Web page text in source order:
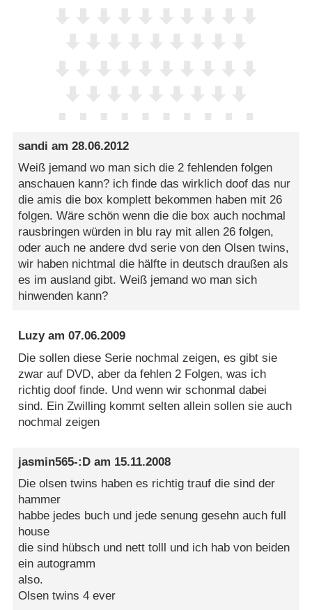
sandi am28.06.2012
Weiß jemand wo man sich die 2 fehlenden folgen
anschauen kann? ich finde das wirklich doof das nur
die amis die box komplett bekommen haben mit 26
folgen. Wäre schön wenn die die box auch nochmal
rausbringen würden in blu ray mit allen 26 folgen,
oder auch ne andere dvd serie von den Olsen twins,
wir haben nichtmal die hälfte in deutsch draußen als
es im ausland gibt. Weiß jemand wo man sich
hinwenden kann?
Luzyam07.06.2009
Die sollen diese Serie nochmal zeigen, es gibt sie
zwar auf DVD, aber da fehlen 2 Folgen, was ich
richtig doof finde. Und wenn wir schonmal dabei
sind. Ein Zwilling kommt selten allein sollen sie auch
nochmal zeigen
jasmin565-:D am 15.11.2008
Die olsen twins haben es richtig trauf die sind der
hammer
habbe jedes buch und jede senung gesehn auch full
house
die sind hübsch und nett tolll und ich hab von beiden
ein autogramm
also.
Olsen twins 4 ever